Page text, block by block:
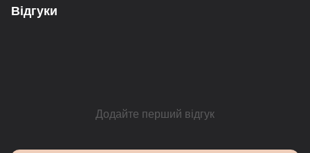
Відгуки
Додайте перший відгук